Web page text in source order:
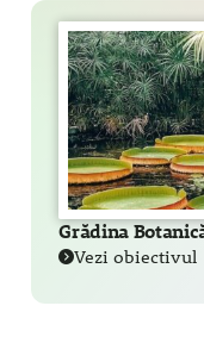
Grădina
Vezi obiectivul